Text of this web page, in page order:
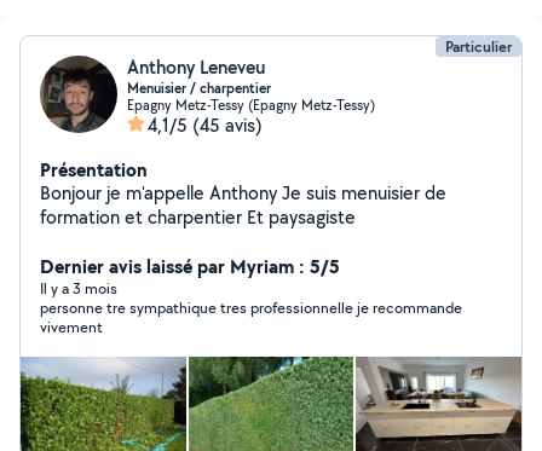
Particulier
Anthony Leneveu
Menuisier / charpentier
Epagny Metz-Tessy (Epagny Metz-Tessy)
4,1/5 (45 avis)
Présentation
Bonjour je m'appelle Anthony Je suis menuisier de
formation et charpentier Et paysagiste
Dernier avis laissé par Myriam : 5/5
Il y a 3 mois
personne tre sympathique tres professionnelle je recommande
vivement